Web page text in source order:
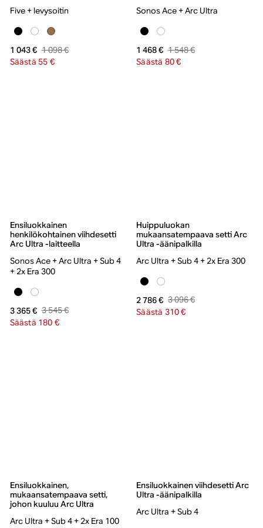
Five + levysoitin
1 043 € 1 098 €
Säästä 55 €
Sonos Ace + Arc Ultra
1 468 € 1 548 €
Säästä 80 €
Ensiluokkainen
henkilökohtainen viihdesetti
Arc Ultra -laitteella
Sonos Ace + Arc Ultra + Sub 4
+ 2x Era 300
3 365 € 3 545 €
Säästä 180 €
Huippuluokan
mukaansatempaava setti Arc
Ultra -äänipalkilla
Arc Ultra + Sub 4 + 2x Era 300
2 786 € 3 096 €
Säästä 310 €
Ensiluokkainen,
mukaansatempaava setti,
johon kuuluu Arc Ultra
Arc Ultra + Sub 4 + 2x Era 100
Ensiluokkainen viihdesetti Arc
Ultra -äänipalkilla
Arc Ultra + Sub 4